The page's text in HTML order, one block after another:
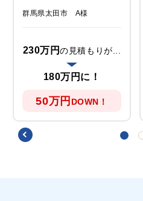
群馬県太田市 A様
230万円の見積もりが...
180万円に！
50万円 DOWN！